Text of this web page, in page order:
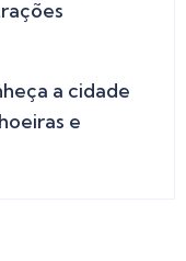
a cidade
e